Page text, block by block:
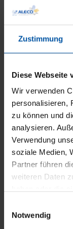
Zustimmung
Diese Webseite
Wir verwenden
personalisieren,
zu können und
analysieren.
Verwendung
soziale Medien,
Partner führen
weiteren Daten
Notwendig